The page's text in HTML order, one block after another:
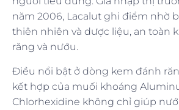
năm 2006, Lacalut ghi điểm nhờ
thiên nhiên và dược liệu, an toàn
răng và nướu.
Điều nổi bật ở dòng kem đánh
kết hợp của muối khoáng
Chlorhexidine không chỉ giúp